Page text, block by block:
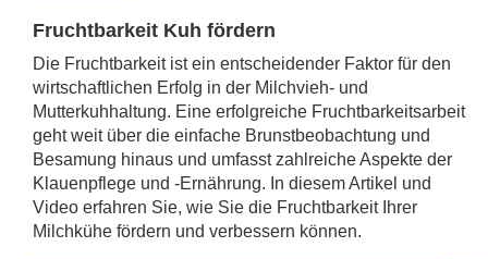
Fruchtbarkeit Kuh fördern
Die Fruchtbarkeit ist ein entscheidender Faktor für den
wirtschaftlichen Erfolg in der Milchvieh- und
Mutterkuhhaltung. Eine erfolgreiche Fruchtbarkeitsarbeit
geht weit über die einfache Brunstbeobachtung und
Besamung hinaus und umfasst zahlreiche Aspekte der
Klauenpflege und -Ernährung. In diesem Artikel und
Video erfahren Sie, wie Sie die Fruchtbarkeit Ihrer
Milchkühe fördern und verbessern können.